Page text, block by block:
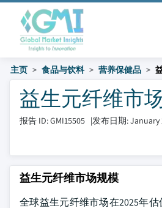
主页 食品与饮料 营养保健品
益生元纤维市
报告 ID: GMI15505 |发布日期: January
益生元纤维市场规模
全球益生元纤维市场在2025年